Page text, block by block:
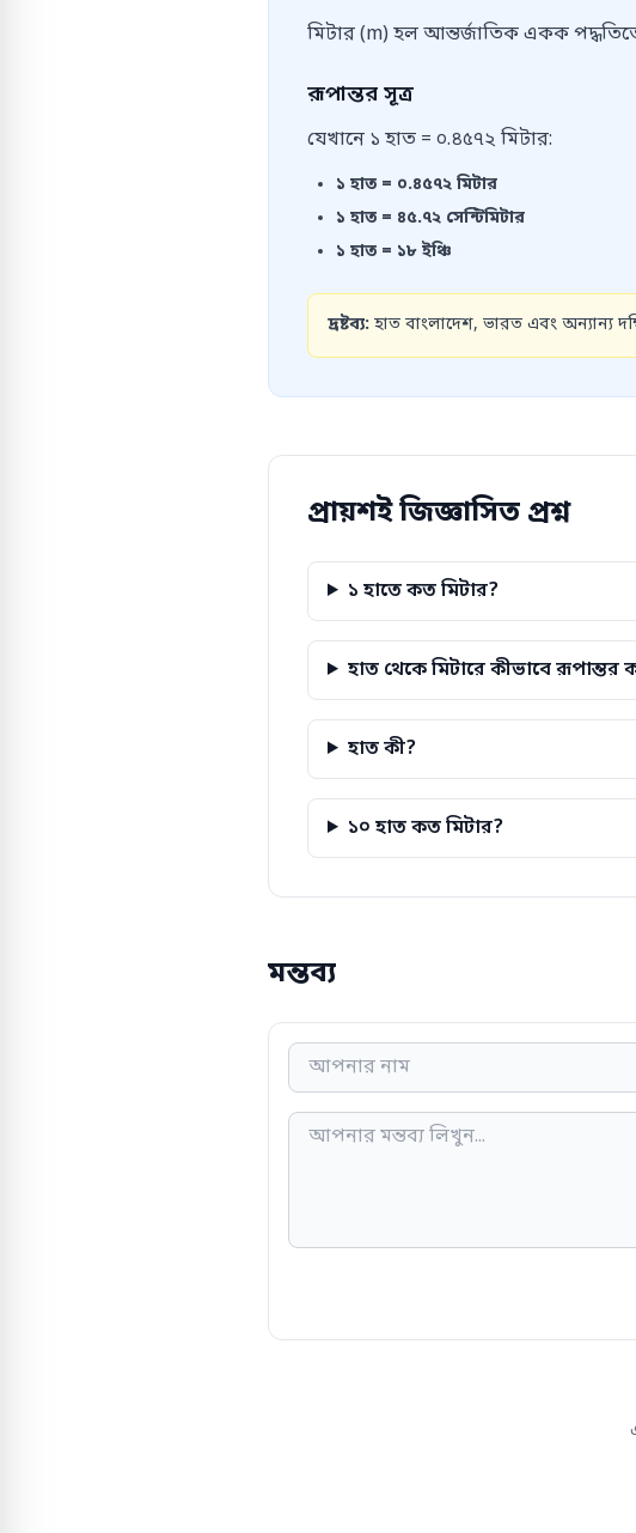
মিটার (m) হল আন্তর্জাতিক একক
রূপান্তর সূত্র
যেখানে ১ হাত = ০.৪৫৭২ মিটার:
১ হাত = ০.৪৫৭২ মিটার
১ হাত = ৪৫.৭২ সেন্টিমিটার
১ হাত = ১৮ ইঞ্চি
দ্রষ্টব্য: হাত বাংলাদেশ, ভারত এবং অন্যান্য
প্রায়শই জিজ্ঞাসিত প্রশ্ন
১ হাতে কত মিটার?
হাত থেকে মিটারে কীভাবে রূপান্তর
হাত কী?
১০ হাত কত মিটার?
মন্তব্য